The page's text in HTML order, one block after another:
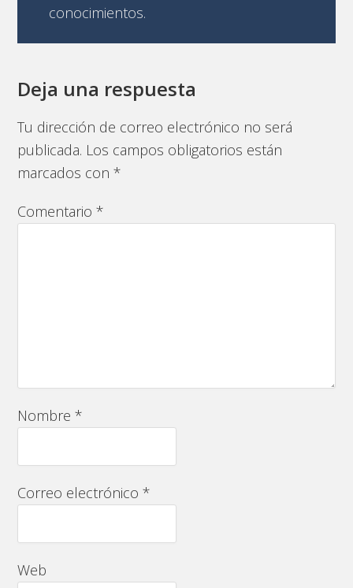
conocimientos.
Deja una respuesta
Tu dirección de correo electrónico no será
publicada. Los campos obligatorios están
marcados con*
Comentario*
Nombre*
Correo electrónico*
Web